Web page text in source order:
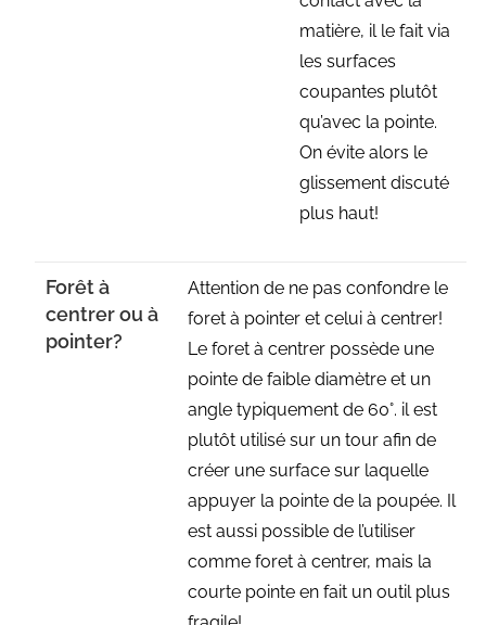
matière, il le fait via
les surfaces
coupantes plutôt
qu’avec la pointe.
On évite alors le
glissement discuté
plus haut!
Forêt à
centrer ou à
pointer?
Attention de ne pas confondre le
foret à pointer et celui à centrer!
Le foret à centrer possède une
pointe de faible diamètre et un
angle typiquement de 60°. il est
plutôt utilisé sur un tour afin de
créer une surface sur laquelle
appuyer la pointe de la poupée. Il
est aussi possible de l’utiliser
comme foret à centrer, mais la
courte pointe en fait un outil plus